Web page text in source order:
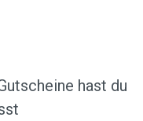
hast du